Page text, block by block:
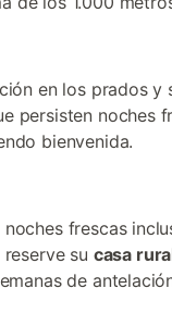
en los prados y
persisten noches
bienvenida.
noches frescas
su casa
de